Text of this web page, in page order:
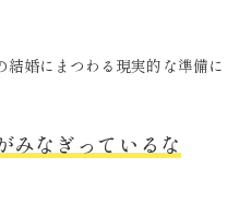
婚にまつわる現実的な準備に
みなぎっているな